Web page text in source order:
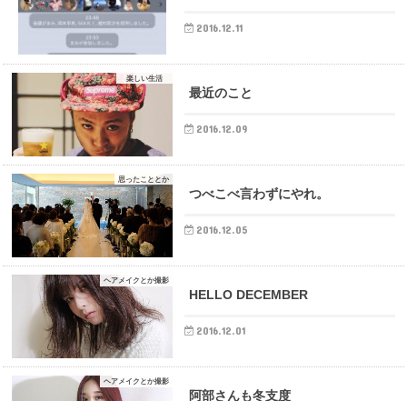
2016.12.11
楽しい生活
最近のこと
2016.12.09
思ったこととか
つべこべ言わずにやれ。
2016.12.05
ヘアメイクとか撮影
HELLO DECEMBER
2016.12.01
ヘアメイクとか撮影
阿部さんも冬支度